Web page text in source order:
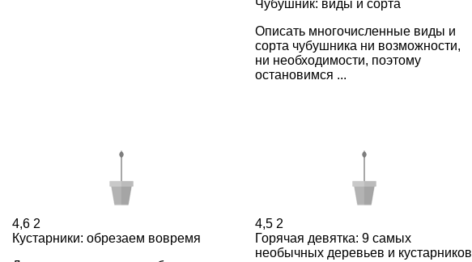
Чубушник: виды и сорта
Описать многочисленные виды и
сорта чубушника ни возможности,
ни необходимости, поэтому
остановимся ...
4,6 2
Кустарники: обрезаем вовремя
4,5 2
Горячая девятка: 9 самых
необычных деревьев и кустарников